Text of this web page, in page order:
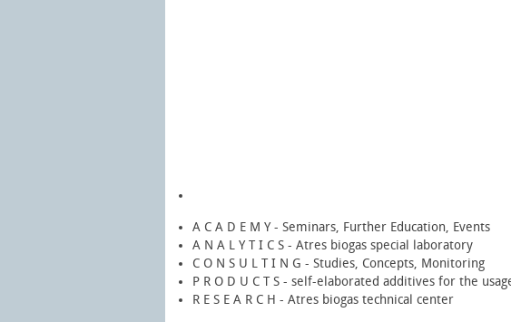
A C A D E M Y - Seminars, Further Education, Events
A N A L Y T I C S - Atres biogas special laboratory
C O N S U L T I N G - Studies, Concepts, Monitoring
P R O D U C T S - self-elaborated additives for the
R E S E A R C H - Atres biogas technical center